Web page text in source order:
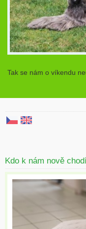
Tak se nám o víkendu
Kdo k nám nově